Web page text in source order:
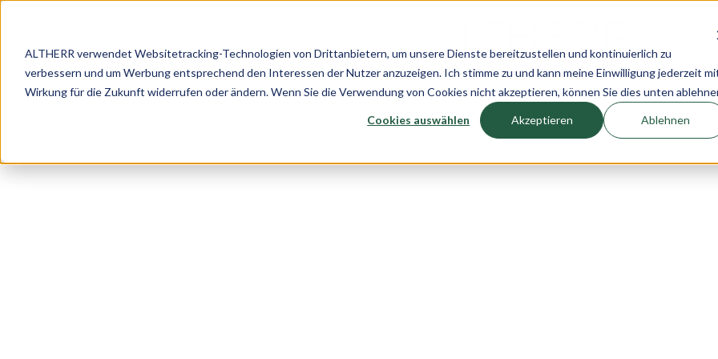
ALTHERR verwendet Websitetracking-Technologien von Drittanbietern, um unsere Dienste bereitzustellen und kontinuierlich zu
verbessern und um Werbung entsprechend den Interessen der Nutzer anzuzeigen. Ich stimme zu und kann meine Einwilligung jederzeit
Wirkung für die Zukunft widerrufen oder ändern. Wenn Sie die Verwendung von Cookies nicht akzeptieren, können Sie dies unten
Cookies auswählen Akzeptieren Ablehnen
Marken Uhren Schmuck Neuheiten Pre-